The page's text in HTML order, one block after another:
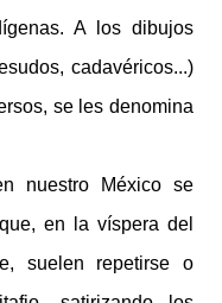
A los dibujos
cadavéricos...)
se les denomina
nuestro México se
en la víspera del
suelen repetirse o